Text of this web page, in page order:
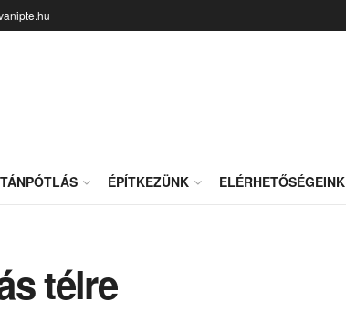
ÉPÍTKEZÜNK ELÉRHETŐSÉGEINK
télre